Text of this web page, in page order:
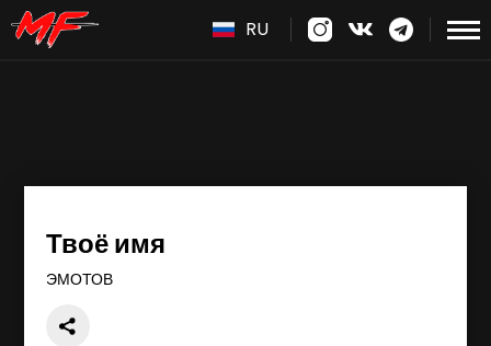
RU
Твоё имя
ЭМОТОВ